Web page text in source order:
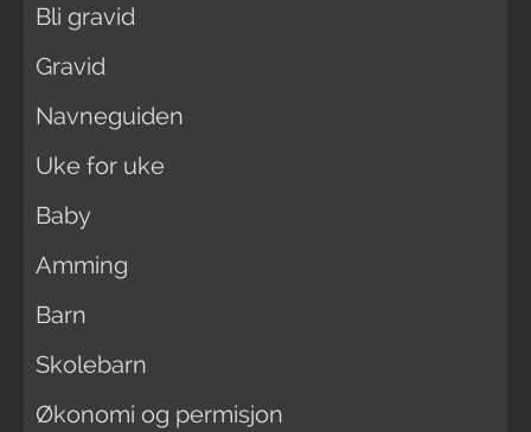
Bli gravid
Gravid
Navneguiden
Uke for uke
Baby
Amming
Barn
Skolebarn
Økonomi og permisjon